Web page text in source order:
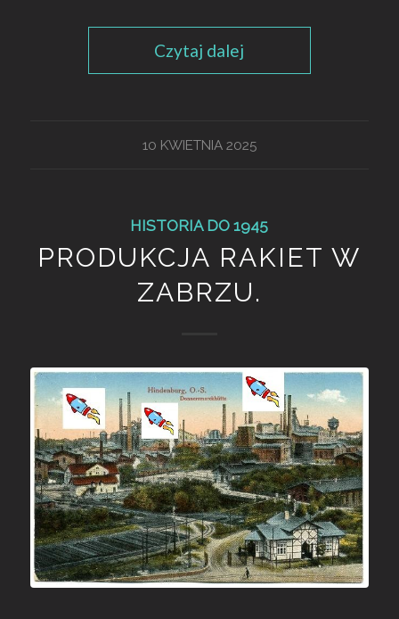
Czytaj dalej
10 KWIETNIA 2025
HISTORIA DO 1945
PRODUKCJA RAKIET W
ZABRZU.